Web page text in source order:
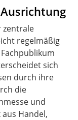
zentrale
regelmäßig
sich
durch ihre
die
und
Handel,